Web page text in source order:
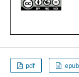
pdf epub